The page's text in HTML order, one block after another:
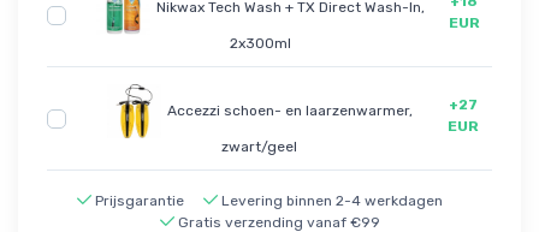
Nikwax Tech Wash + TX Direct Wash-In,
2x300ml
EUR
Accezzi schoen- en laarzenwarmer,
zwart/geel
+27
EUR
Prijsgarantie
Levering binnen 2-4 werkdagen
Gratis verzending vanaf €99